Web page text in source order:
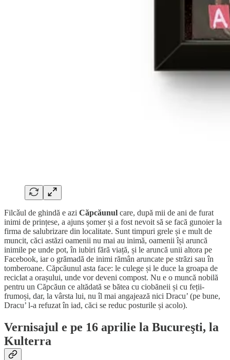
Filcǎul de ghindă e azi Căpcăunul care, după mii de ani de furat
inimi de prințese, a ajuns șomer și a fost nevoit să se facă gunoier la
firma de salubrizare din localitate. Sunt timpuri grele și e mult de
muncit, căci astăzi oamenii nu mai au inimă, oamenii își aruncă
inimile pe unde pot, în iubiri fără viață, și le aruncă unii altora pe
Facebook, iar o grămadă de inimi rămân aruncate pe străzi sau în
tomberoane. Căpcăunul asta face: le culege și le duce la groapa de
reciclat a orașului, unde vor deveni compost. Nu e o muncă nobilă
pentru un Căpcăun ce altădată se bătea cu ciobăneii și cu feții-
frumoși, dar, la vârsta lui, nu îl mai angajează nici Dracu’ (pe bune,
Dracu’ l-a refuzat în iad, căci se reduc posturile și acolo).
Vernisajul e pe 16 aprilie la Bucureşti, la
Kulterra